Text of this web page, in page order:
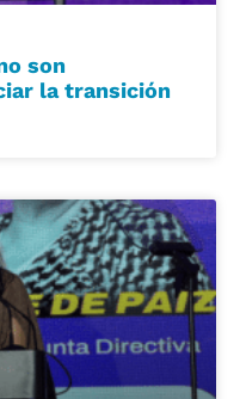
son
la transición